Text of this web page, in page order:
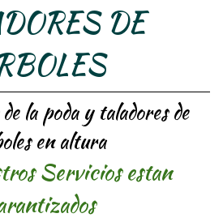
DE
la poda y taladores de
en altura
Servicios estan